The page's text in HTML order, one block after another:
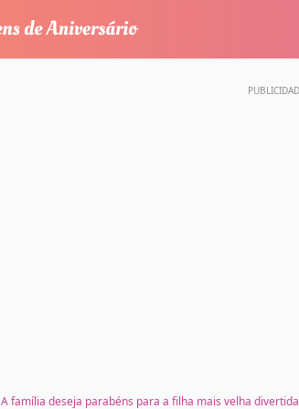
A família deseja parabéns para a filha mais velha divertida